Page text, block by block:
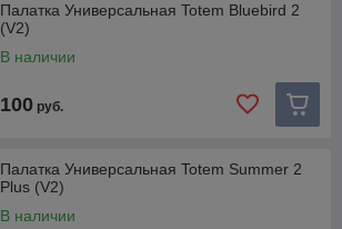
Палатка Универсальная Totem Bluebird 2
(V2)
В наличии
100 руб.
Палатка Универсальная Totem Summer 2
Plus (V2)
В наличии